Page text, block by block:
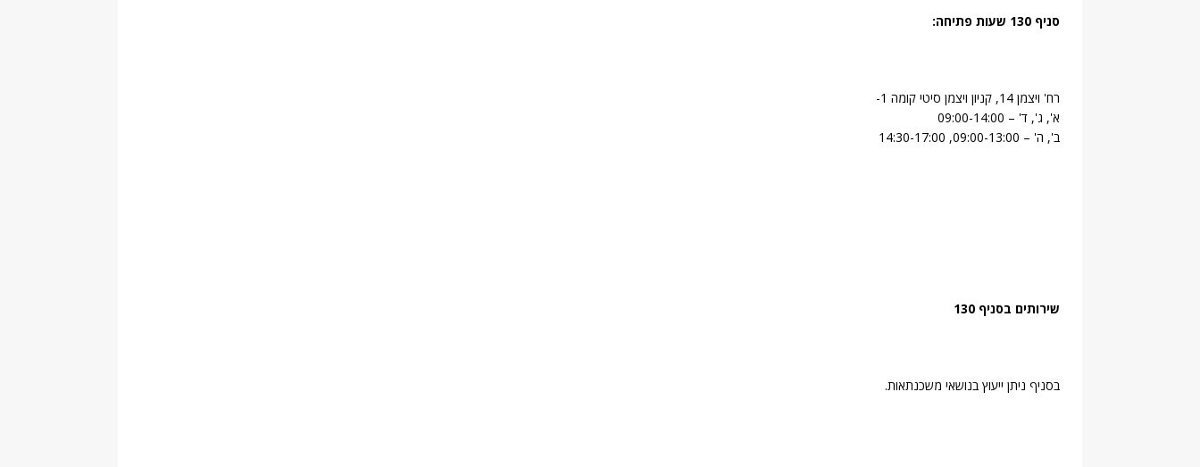
סניף 130 שעות פתיחה:
רח' ויצמן 14, קניון ויצמן סיטי קומה 1-
א', ג', ד' – 09:00-14:00
ב', ה' – 09:00-13:00, 14:30-17:00
שירותים בסניף 130
בסניף ניתן ייעוץ בנושאי משכנתאות.